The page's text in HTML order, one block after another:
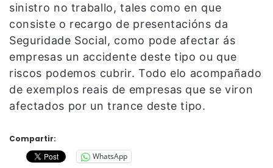
sinistro no traballo, tales como en que
consiste o recargo de presentacións da
Seguridade Social, como pode afectar ás
empresas un accidente deste tipo ou que
riscos podemos cubrir. Todo elo acompañado
de exemplos reais de empresas que se viron
afectados por un trance deste tipo.
Compartir:
WhatsApp